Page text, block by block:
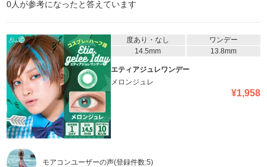
0人が参考になったと答えています
度あり・なし
ワンデー
14.5mm
13.8mm
エティアジュレワンデー
メロンジュレ
¥1,958
モアコンユーザーの声(登録件数:5)